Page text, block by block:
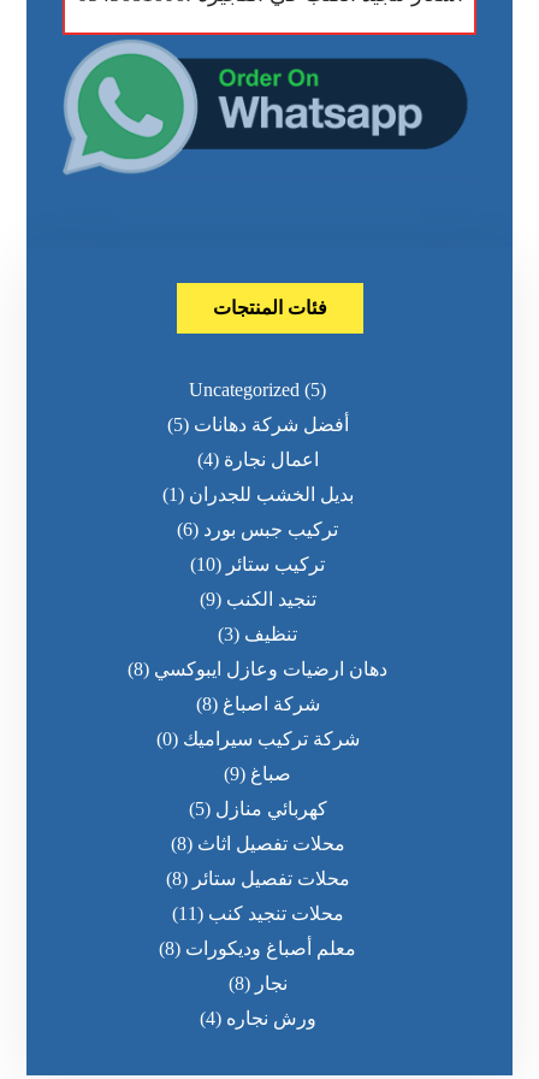
فئات المنتجات
Uncategorized (5)
أفضل شركة دهانات (5)
اعمال نجارة (4)
بديل الخشب للجدران (1)
تركيب جبس بورد (6)
تركيب ستائر (10)
تنجيد الكنب (9)
تنظيف (3)
دهان ارضيات وعازل ايبوكسي (8)
شركة اصباغ (8)
شركة تركيب سيراميك (0)
صباغ (9)
كهربائي منازل (5)
محلات تفصيل اثاث (8)
محلات تفصيل ستائر (8)
محلات تنجيد كنب (11)
معلم أصباغ وديكورات (8)
نجار (8)
ورش نجاره (4)